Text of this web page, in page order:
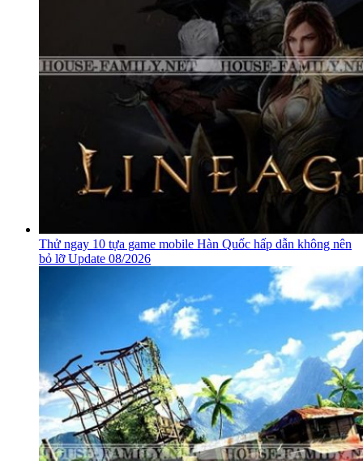
Thử ngay 10 tựa game mobile Hàn Quốc hấp dẫn không nên
bỏ lỡ Update 08/2026